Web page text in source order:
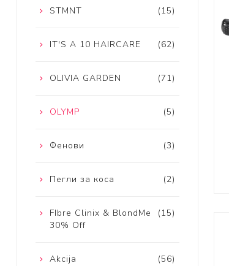
(15)
STMNT
(62)
IT'S A 10 HAIRCARE
(71)
OLIVIA GARDEN
(5)
OLYMP
(3)
Фенови
(2)
Пегли за коса
(15)
FIbre Clinix & BlondMe
30% Off
(56)
Akcija